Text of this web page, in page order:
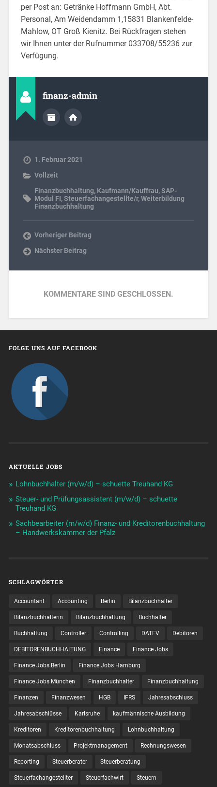
per Post an: Getränke Hoffmann GmbH, Abt.
Personal, Am Weidendamm 1,15831 Blankenfelde-
Mahlow, OT Groß Kienitz. Bei Rückfragen stehen
wir Ihnen unter der Rufnummer 033708/55236 zur
Verfügung.
finanz-admin
1. Februar 2021
Vollzeit
Finanzbuchhaltung, Kaufmann/Kauffrau,SAP-
Modul FI,Steuerfachangestellte/r,Weiter­bildung
Finanzbuchhaltung
Vorheriger Beitrag
Nächster Beitrag
KOMMENTARE SIND GESCHLOSSEN.
FOLGE UNS AUF FACEBOOK
AKTUELLE JOBS
Lohnbuchhalter (m/w/d) – schuette Treuhand KG
Steuer- und Prüfungsassistent (m/w/d) – schuette
Treuhand KG
Sachbearbeiter (m/w/d) Finanz- und Kreditorenbuchhaltung
– Handwerkskammer der Pfalz
SCHLAGWÖRTER
Accountant Accounting Berlin Bilanzbuchhalter
Bilanzbuchhalterin Bilanzbuchhaltung Buchhalter
Buchhaltung Controller Controlling DATEV Debitoren
DEBITORENBUCHHALTUNG Finance Finance Jobs
Finance Jobs Berlin Finance Jobs Hamburg
Finance Jobs München Finanzbuchhalter Finanzbuchhaltung
Finanzen Finanzwesen HGB IFRS Jahresabschluss
Jahresabschlüsse Karlsruhe kaufmännische Ausbildung
Kreditoren Kreditorenbuchhaltung Lohnbuchhaltung
Monatsabschluss Projektmanagement Rechnungswesen
Reporting Steuerberater Steuerberatung
Steuerfachangestellter Steuerfachwirt Steuern